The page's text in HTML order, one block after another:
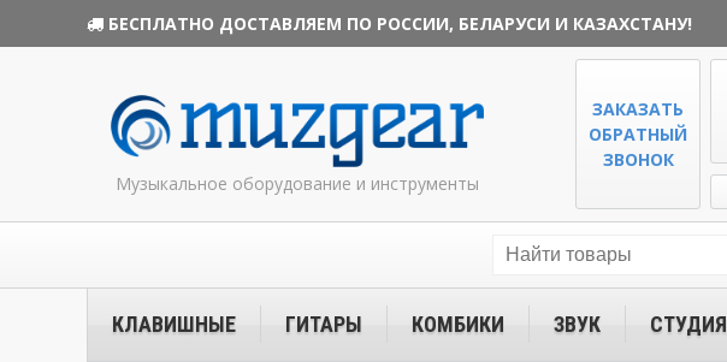
БЕСПЛАТНО ДОСТАВЛЯЕМ ПО РОССИИ, БЕЛАРУСИ И КАЗАХСТАНУ!
Музыкальное оборудование и инструменты
ЗАКАЗАТЬ
ОБРАТНЫЙ
ЗВОНОК
КЛАВИШНЫЕ ГИТАРЫ КОМБИКИ ЗВУК СТУДИЯ